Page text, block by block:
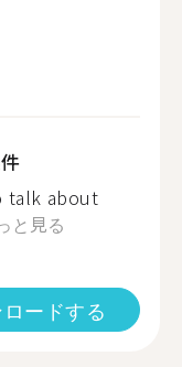
talk about
と見る
ードする